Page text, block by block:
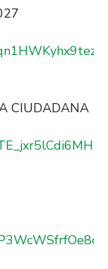
CIUDADANA